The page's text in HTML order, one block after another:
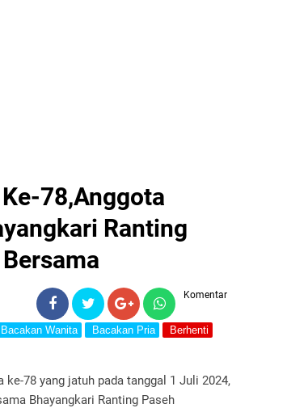
78,Anggota
Ranting
Komentar
Bacakan Wanita Bacakan Pria Berhenti
ke-78 yang jatuh pada tanggal 1 Juli 2024,
Bhayangkari Ranting Paseh